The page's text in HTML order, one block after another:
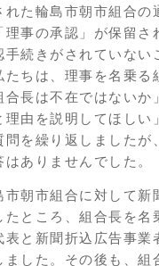
れた輪島市朝市組合の
理事の承認」が保留さ
続きがされていない
ちは、理事を名乗る
合長は不在ではないか
理由を説明してほしい
問を繰り返しましたが
ありませんでした。
市朝市組合に対して新
たところ、組合長を名
表と新聞折込広告事業
ました。その後も、組